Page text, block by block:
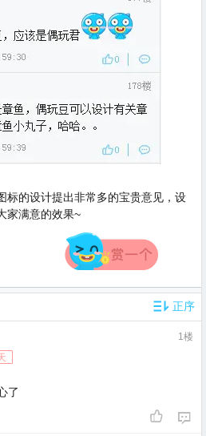
标的设计提出非常多的宝贵意见，设
家满意的效果~
了
1楼